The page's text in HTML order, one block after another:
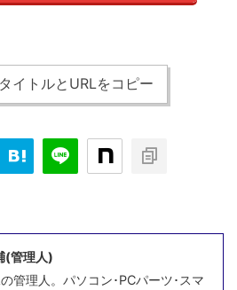
イトルとURLをコピー
(管理人)
管理人。パソコン･PCパーツ･スマ